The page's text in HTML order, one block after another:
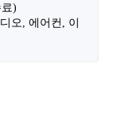
)
오, 에어컨, 이